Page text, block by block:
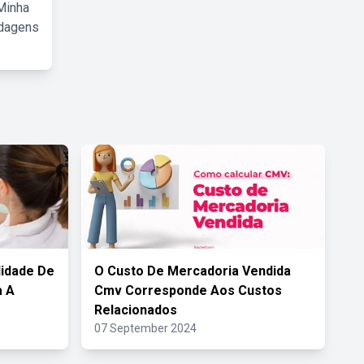
De
A
O Custo De Mercadoria Vendida
Cmv Corresponde Aos Custos
Relacionados
07 September 2024